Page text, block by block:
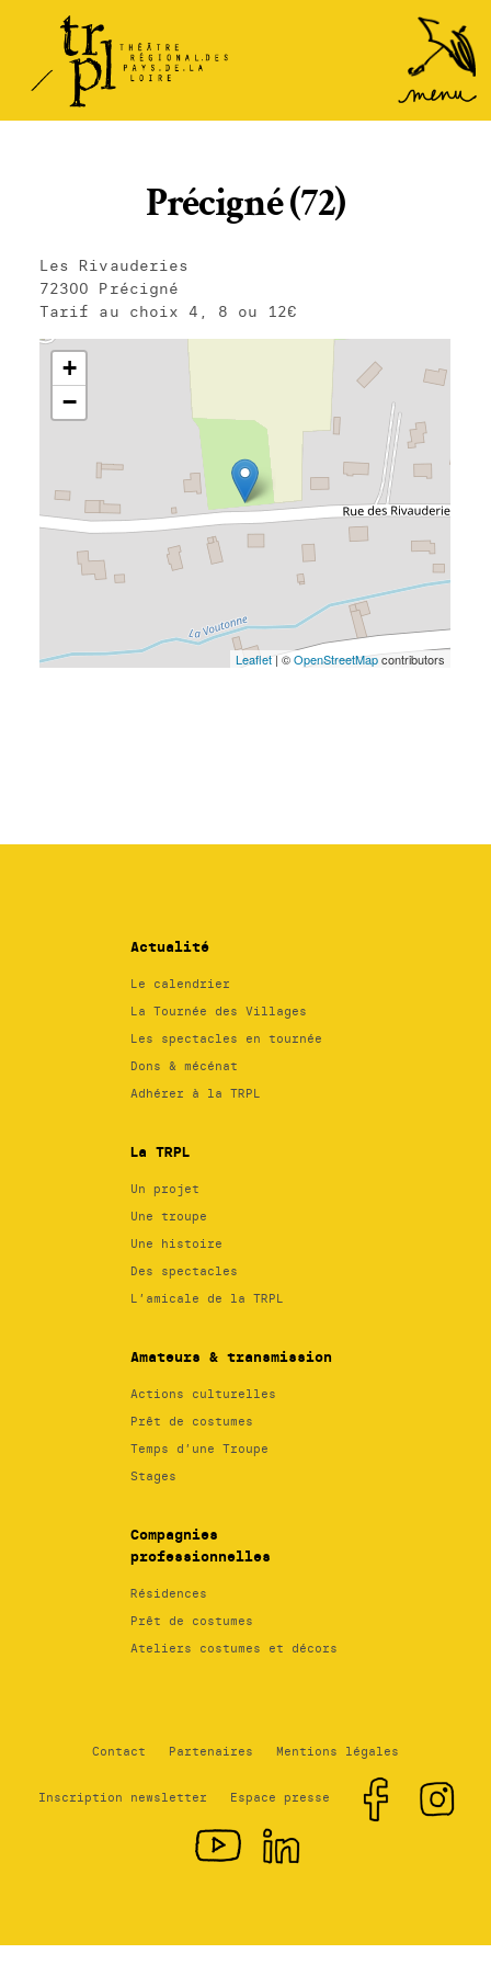
TRPL -
Théâtre
Régional
Accéder
au
menu
Précigné (72)
Les Rivauderies
72300 Précigné
Tarif au choix 4, 8 ou 12€
Actualité
Le calendrier
La Tournée des Villages
Les spectacles en tournée
Dons & mécénat
Adhérer à la TRPL
La TRPL
Un projet
Une troupe
Une histoire
Des spectacles
L’amicale de la TRPL
Amateurs & transmission
Actions culturelles
Prêt de costumes
Temps d’une Troupe
Stages
Compagnies
professionnelles
Résidences
Prêt de costumes
Ateliers costumes et décors
Contact Partenaires Mentions légales
Inscription newsletter Espace presse